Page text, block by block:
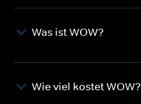
Was ist WOW?
Wie viel kostet WOW?